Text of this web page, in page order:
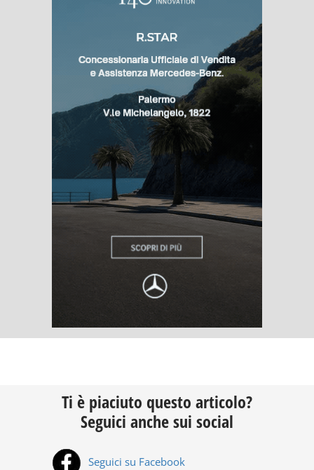
Ti è piaciuto questo articolo?
Seguici anche sui social
Seguici su Facebook